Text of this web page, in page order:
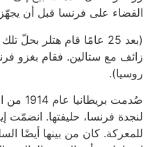
القضاء على فرنسا قبل أن
(بعد 25 عامًا قام هتلر
زائف مع ستالين. فقام بغزو
روسيا).
صُدمت
لنجدة فرنسا، حليفتها. انضمّت
للمعركة. كان من بينها أيضًا